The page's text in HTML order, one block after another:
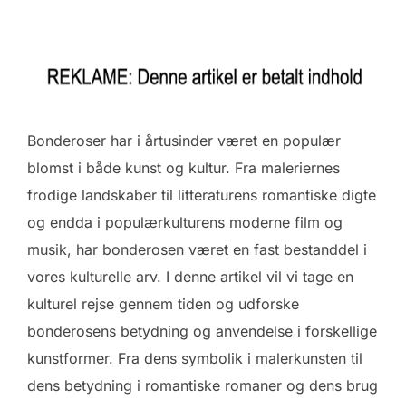
Bonderoser har i årtusinder været en populær
blomst i både kunst og kultur. Fra maleriernes
frodige landskaber til litteraturens romantiske digte
og endda i populærkulturens moderne film og
musik, har bonderosen været en fast bestanddel i
vores kulturelle arv. I denne artikel vil vi tage en
kulturel rejse gennem tiden og udforske
bonderosens betydning og anvendelse i forskellige
kunstformer. Fra dens symbolik i malerkunsten til
dens betydning i romantiske romaner og dens brug